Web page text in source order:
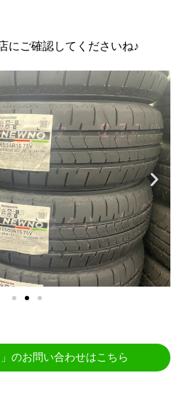
にご確認してくださいね♪
」のお問い合わせはこちら